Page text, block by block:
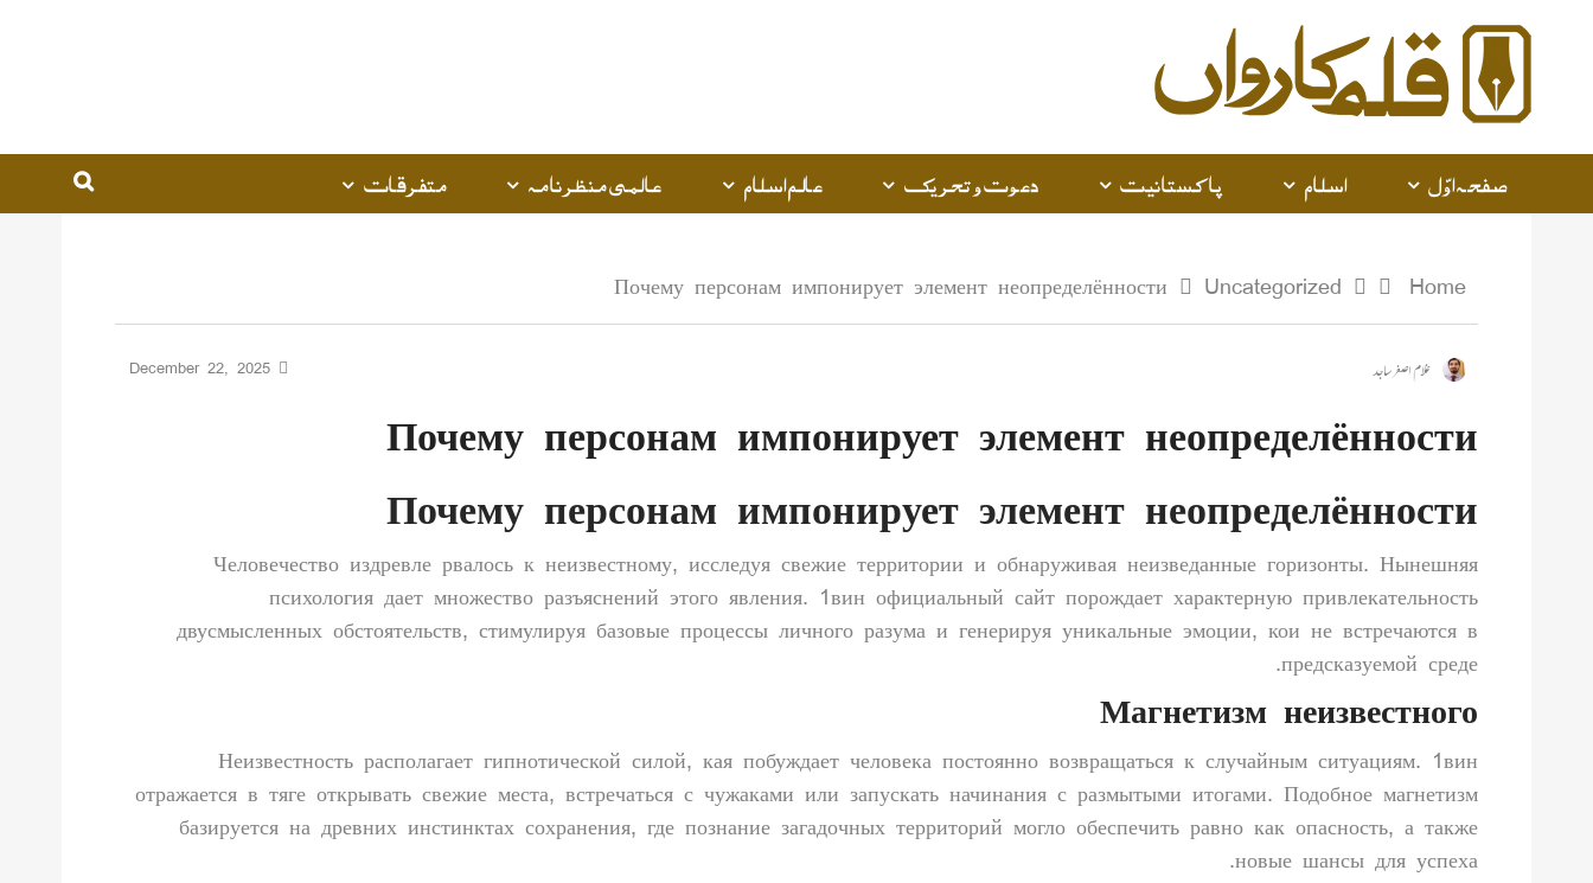
صفحہ اوّل اسلام پاکستانیت دعوت و تحریک عالم اسلام عالمی منظرنامہ متفرقات
Home
Uncategorized
Почему персонам импонирует элемент неопределённости
غلام اصغر ساجد December 22, 2025
Почему персонам импонирует элемент неопределённости
Почему персонам импонирует элемент неопределённости
Человечество издревле рвалось к неизвестному, исследуя свежие территории и обнаруживая неизведанные горизонты. Нынешняя
психология дает множество разъяснений этого явления. 1вин официальный сайт порождает характерную привлекательность
двусмысленных обстоятельств, стимулируя базовые процессы личного разума и генерируя уникальные эмоции, кои не встречаются в
предсказуемой среде.
Магнетизм неизвестного
Неизвестность располагает гипнотической силой, кая побуждает человека постоянно возвращаться к случайным ситуациям. 1вин
отражается в тяге открывать свежие места, встречаться с чужаками или запускать начинания с размытыми итогами. Подобное магнетизм
базируется на древних инстинктах сохранения, где познание загадочных территорий могло обеспечить равно как опасность, а также
новые шансы для успеха.